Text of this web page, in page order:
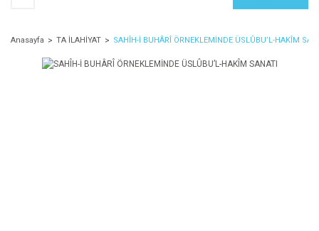
Anasayfa TA İLAHİYAT SAHÎH-İ BUHÂRÎ ÖRNEKLEMİNDE ÜSLÛBU’L-HAKÎM